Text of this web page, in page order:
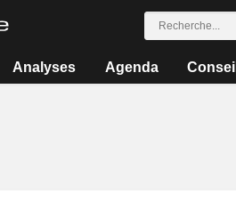
Analyses Agenda